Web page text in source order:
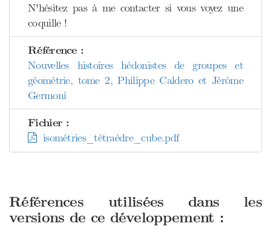
N'hésitez pas à me contacter si vous voyez une
coquille !
Référence :
Nouvelles histoires hédonistes de groupes et
géométrie, tome 2, Philippe Caldero et Jérôme
Germoni
Fichier :
isométries_tétraèdre_cube.pdf
Références utilisées dans les
versions de ce développement :